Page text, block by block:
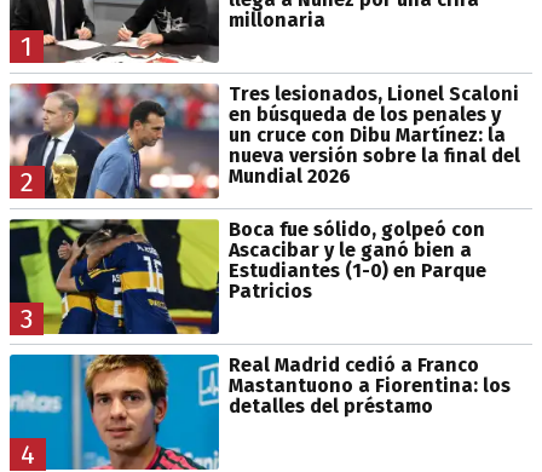
1
millonaria
2
Tres lesionados, Lionel Scaloni
en búsqueda de los penales y
un cruce con Dibu Martínez: la
nueva versión sobre la final del
Mundial 2026
3
Boca fue sólido, golpeó con
Ascacibar y le ganó bien a
Estudiantes (1-0) en Parque
Patricios
4
Real Madrid cedió a Franco
Mastantuono a Fiorentina: los
detalles del préstamo